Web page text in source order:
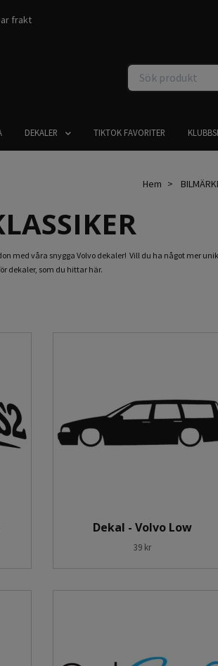
frakt
DEKALER TIKTOK FAVORITER
Hem
med våra snygga Volvo dekaler! Vill du ha något mer
dekaler, som du hittar här.
Dekal - Volvo Low
39 kr